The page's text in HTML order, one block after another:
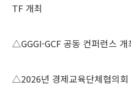
TF 개최
△GGGI-GCF 공동 컨퍼런스 개
△2026년 경제교육단체협의회